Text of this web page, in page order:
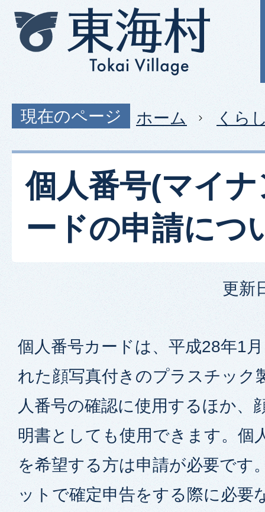
現在のページ ホーム くら
個人番号(マイ
ードの申請につ
更新
個人番号カードは、平成28年1
れた顔写真付きのプラスチック
人番号の確認に使用するほか、
明書としても使用できます。個
を希望する方は申請が必要です
ットで確定申告をする際に必要